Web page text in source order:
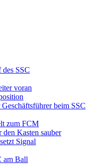
SSC
voran
beim SSC
zum FCM
Kasten sauber
Signal
am Ball